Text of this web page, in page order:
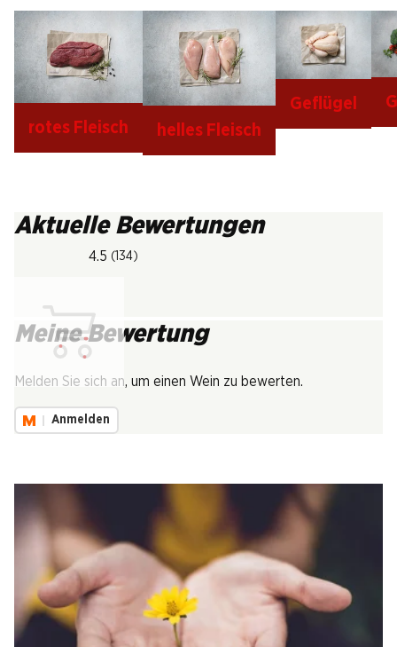
rotes Fleisch helles Fleisch
Geflügel
Aktuelle Bewertungen
4.5 (134)
Meine Bewertung
Melden Sie sich an, um einen Wein zu bewerten.
Anmelden